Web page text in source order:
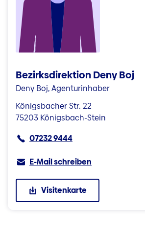
Bezirksdirektion Deny Boj
Deny Boj, Agenturinhaber
Königsbacher Str. 22
75203 Königsbach-Stein
07232 9444
E-Mail schreiben
Visitenkarte